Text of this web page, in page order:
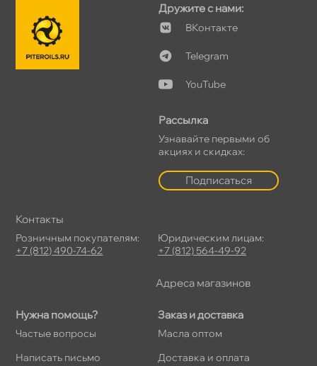
Нужна помощь?
Частые вопросы
Написать письмо
Заказ и доставка
Масла оптом
Доставка и оплата
Дружите с нами:
Контакте
Telegram
YouTube
Рассылка
Узнавайте первыми о
акциях и скидках:
Подписаться
Контакты
Розничным покупателям:
+7 (812) 490-74-62
Юридическим лицам:
+7 (812) 564-49-92
Адреса магазино